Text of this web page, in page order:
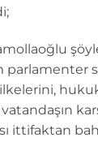
parlamenter
vatandaşın
ittifaktan